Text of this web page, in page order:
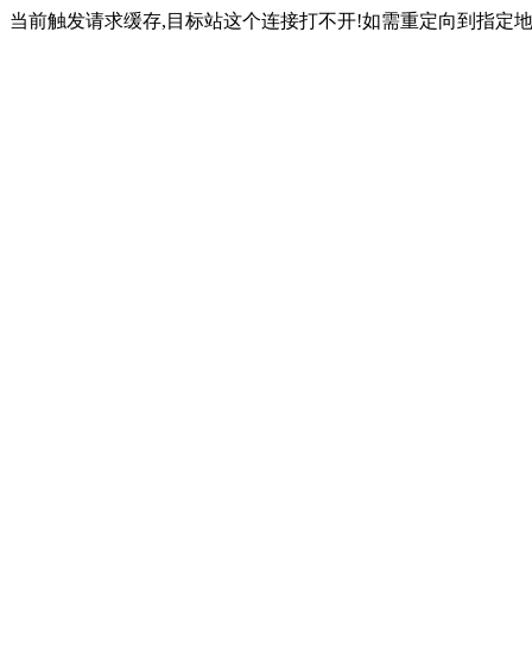
当前触发请求缓存,目标站这个连接打不开!如需重定向到指定